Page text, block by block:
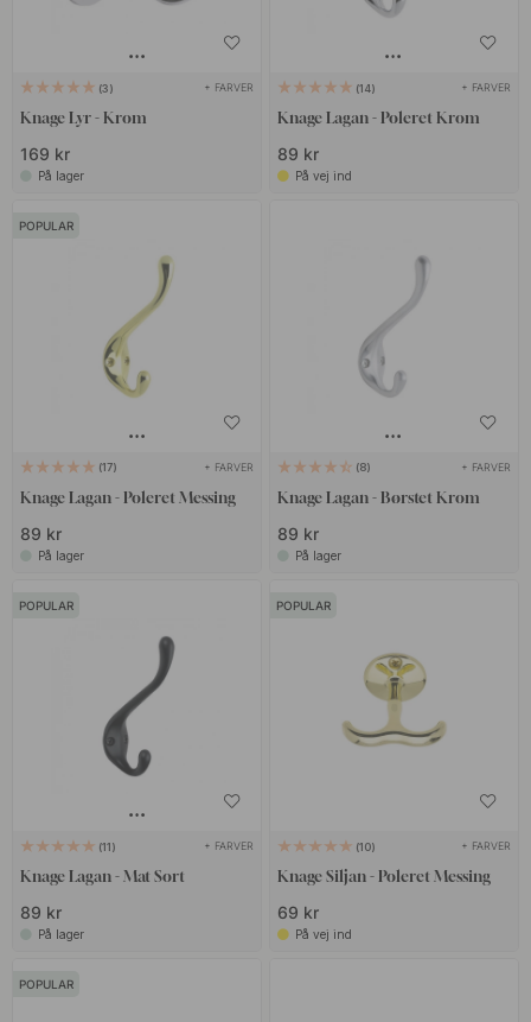
3 + FARVER
Knage Lyr - Krom
169 kr
På lager
14 + FARVER
Knage Lagan - Poleret Krom
89 kr
På vej ind
POPULAR
17 + FARVER
Knage Lagan - Poleret Messing
89 kr
På lager
8 + FARVER
Knage Lagan - Børstet Krom
89 kr
På lager
POPULAR
11 + FARVER
Knage Lagan - Mat Sort
89 kr
På lager
POPULAR
10 + FARVER
Knage Siljan - Poleret Messing
69 kr
På vej ind
POPULAR